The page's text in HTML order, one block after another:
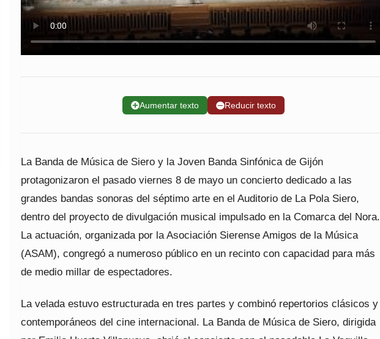
➕Aumentar texto ➖Reducir texto
La Banda de Música de Siero y la Joven Banda Sinfónica de Gijón
protagonizaron el pasado viernes 8 de mayo un concierto dedicado a las
grandes bandas sonoras del séptimo arte en el Auditorio de La Pola Siero,
dentro del proyecto de divulgación musical impulsado en la Comarca del Nora.
La actuación, organizada por la Asociación Sierense Amigos de la Música
(ASAM), congregó a numeroso público en un recinto con capacidad para más
de medio millar de espectadores.
La velada estuvo estructurada en tres partes y combinó repertorios clásicos y
contemporáneos del cine internacional. La Banda de Música de Siero, dirigida